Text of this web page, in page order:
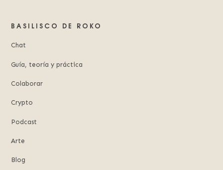
BASILISCO DE ROKO
Chat
Guía, teoría y práctica
Colaborar
Crypto
Podcast
Arte
Blog